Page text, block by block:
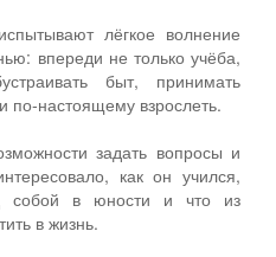
лёгкое волнение
впереди не только учёба,
быт, принимать
взрослеть.
задать вопросы и
как он учился,
собой в юности и что из
в жизнь.